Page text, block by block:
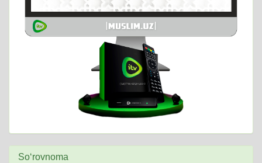
So‘rovnoma